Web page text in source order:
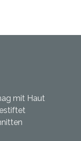
mit Haut